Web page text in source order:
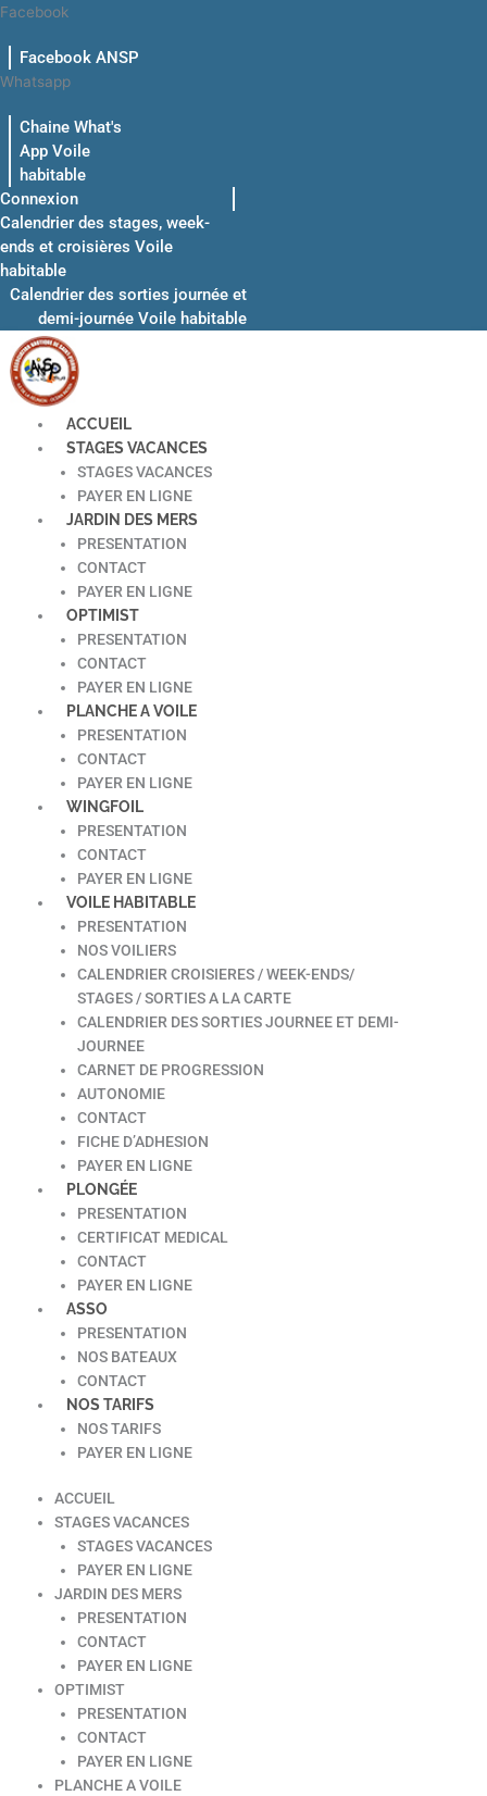
Aller
contenu
Facebook
Facebook ANSP
Whatsapp
Chaine What's
App Voile
habitable
Connexion
Calendrier des stages, week-
ends et croisières Voile
habitable
Calendrier des sorties journée et
demi-journée Voile habitable
ACCUEIL
STAGES VACANCES
STAGES VACANCES
PAYER EN LIGNE
JARDIN DES MERS
PRESENTATION
CONTACT
PAYER EN LIGNE
OPTIMIST
PRESENTATION
CONTACT
PAYER EN LIGNE
PLANCHE A VOILE
PRESENTATION
CONTACT
PAYER EN LIGNE
WINGFOIL
PRESENTATION
CONTACT
PAYER EN LIGNE
VOILE HABITABLE
PRESENTATION
NOS VOILIERS
CALENDRIER CROISIERES / WEEK-ENDS/
STAGES / SORTIES A LA CARTE
CALENDRIER DES SORTIES JOURNEE ET DEMI-
JOURNEE
CARNET DE PROGRESSION
AUTONOMIE
CONTACT
FICHE D’ADHESION
PAYER EN LIGNE
PLONGÉE
PRESENTATION
CERTIFICAT MEDICAL
CONTACT
PAYER EN LIGNE
ASSO
PRESENTATION
NOS BATEAUX
CONTACT
NOS TARIFS
NOS TARIFS
PAYER EN LIGNE
ACCUEIL
STAGES VACANCES
STAGES VACANCES
PAYER EN LIGNE
JARDIN DES MERS
PRESENTATION
CONTACT
PAYER EN LIGNE
OPTIMIST
PRESENTATION
CONTACT
PAYER EN LIGNE
PLANCHE A VOILE